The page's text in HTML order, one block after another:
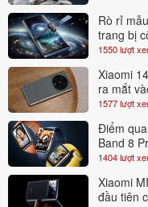
giới hạn
Tính năng NFC giúp
điện thoại hoặc các thiết
một lần chạm nhẹ vào
cho những buổi thuyết
nội dung giải trí với gia
6. Hiệu suất mạnh
Xiaomi Redmi A Pro 43
Rò rỉ
trang bị
1550 lượt
Xiaomi
ra mắt
1577 lượt
Điểm
Band 8
1404 lượt
Xiaomi
đầu tiên